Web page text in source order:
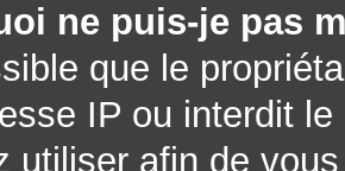
ne puis-je pas
que le
IP ou interdit
utiliser afin de